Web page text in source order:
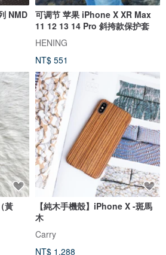
NMD
可调节 苹果 iPhone X XR Max
11 12 13 14 Pro 斜挎款保护套
HENING
NT$ 551
黃
【純木手機殼】iPhone X -斑馬
木
Carry
NT$ 1,288